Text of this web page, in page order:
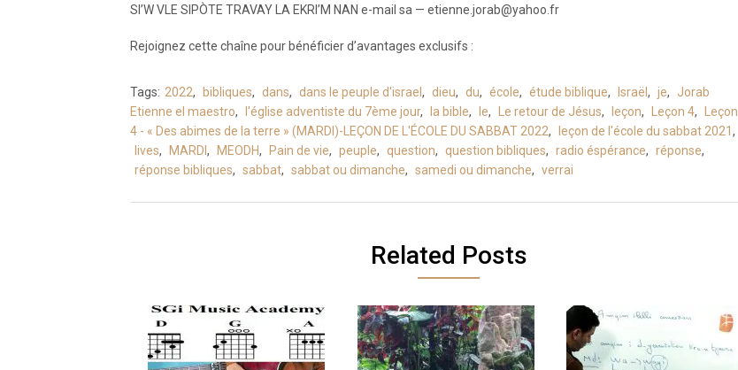
SI’W VLE SIPÒTE TRAVAY LA EKRI’M NAN e-mail sa — etienne.jorab@yahoo.fr
Rejoignez cette chaîne pour bénéficier d’avantages exclusifs :
Tags: 2022, bibliques, dans, dans le peuple d'israel , dieu, du, école, étude biblique, Israël , je,
Jorab
Etienne el maestro, l'église adventiste du 7ème jour, la bible, le, Le retour de Jésus, leçon, Leçon 4,
Leçon
4 - « Des abimes de la terre » (MARDI)-LEÇON DE L'ÉCOLE DU SABBAT 2022, leçon de l'école du sabbat 2021 ,
lives, MARDI , MEODH, Pain de vie, peuple, question, question bibliques, radio éspérance, réponse,
réponse bibliques, sabbat, sabbat ou dimanche, samedi ou dimanche, verrai
Related Posts